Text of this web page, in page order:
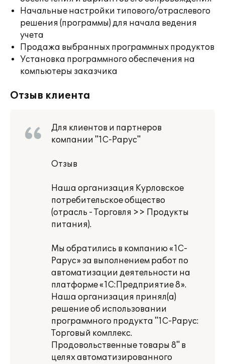
Начальные настройки типового/отраслевого
решения (программы) для начала ведения
учета
Продажа выбранных программных продуктов
Установка программного обеспечения на
компьютеры заказчика
Отзыв клиента
Для клиентов и партнеров
компании "1С-Рарус"
Отзыв
Наша организация Курловское
потребительское общество
(отрасль - Торговля >> Продукты
питания).
Мы обратились в компанию «1С-
Рарус» за выполнением работ по
автоматизации деятельности на
платформе «1С:Предприятие 8».
Наша организация принял(а)
решение об использовании
программного продукта "1С-Рарус:
Торговый комплекс.
Продовольственные товары 8" в
целях автоматизированного